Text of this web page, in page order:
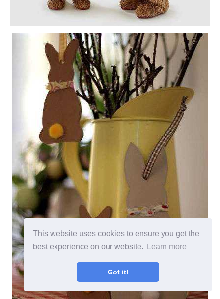
This website uses cookies to ensure you get the
best experience on our website.
Learn more
Got it!